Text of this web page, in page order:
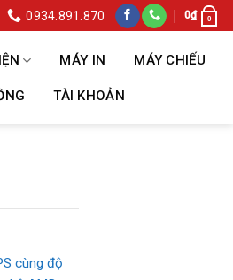
0934.891.870 0₫ 0
MÁY IN MÁY CHIẾU
TÀI KHOẢN
cùng độ